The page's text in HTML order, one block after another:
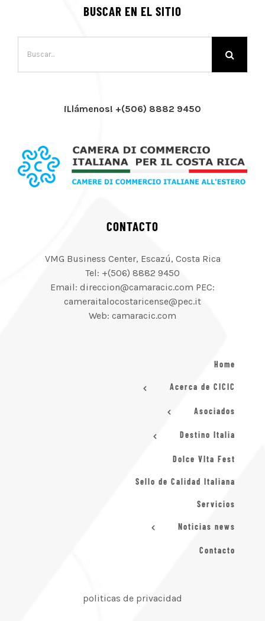
BUSCAR EN EL SITIO
¡Llámenos! +(506) 8882 9450
CONTACTO
VMG Business Center, Escazú, Costa Rica
Tel: +(506) 8882 9450
Email: direccion@camaracic.com PEC:
cameraitalocostaricense@pec.it
Web: camaracic.com
Home
Acerca de CICIC
Asociados
Destino Italia
Dolce VIta Fest
Sello de Calidad Italiana
Servicios
Noticias news
Contacto
politicas de privacidad